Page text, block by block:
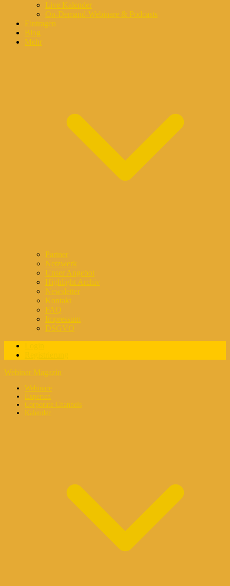
Live Kalender
On-Demand-Webinare & Podcasts
Eintragen
Blog
Mehr
Partner
Netzwerk
Unser Angebot
Highlight Archiv
Newsletter
Kontakt
FAQ
Impressum
DSGVO
Webinar Magazin
Webinare
Experten
Corporate Channels
Kalender